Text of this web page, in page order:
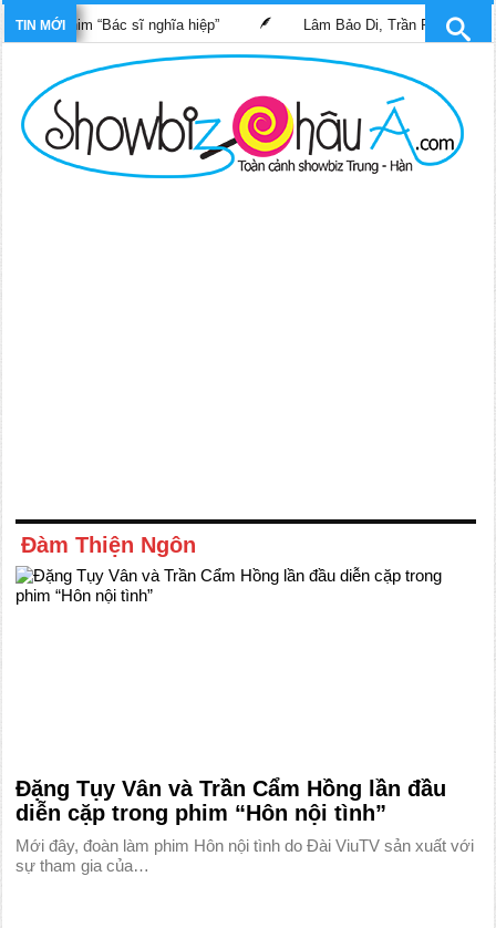
TIN MỚI
phim “Bác sĩ nghĩa hiệp” Lâm Bảo Di, Trần Pháp Dung tái
Đàm Thiện Ngôn
Đặng Tụy Vân và Trần Cẩm Hồng lần đầu
diễn cặp trong phim “Hôn nội tình”
Mới đây, đoàn làm phim Hôn nội tình do Đài ViuTV sản xuất với
sự tham gia của…